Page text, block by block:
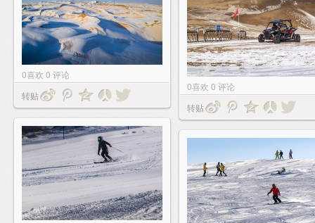
0喜欢 0 评论
转贴
0喜欢 0 评论
转贴